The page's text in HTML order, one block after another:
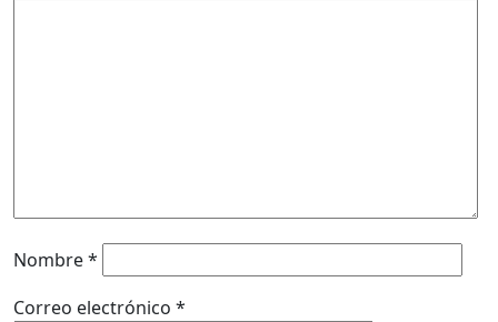
Nombre*
Correo electrónico *